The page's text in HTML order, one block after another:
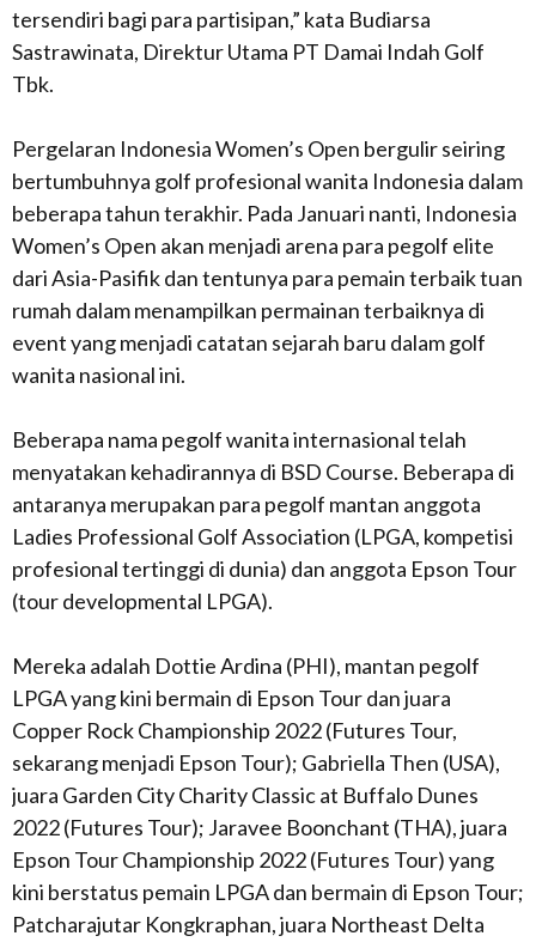
tersendiri bagi para partisipan,” kata Budiarsa
Sastrawinata, Direktur Utama PT Damai Indah Golf
Tbk.
Pergelaran Indonesia Women’s Open bergulir seiring
bertumbuhnya golf profesional wanita Indonesia dalam
beberapa tahun terakhir. Pada Januari nanti, Indonesia
Women’s Open akan menjadi arena para pegolf elite
dari Asia-Pasifik dan tentunya para pemain terbaik tuan
rumah dalam menampilkan permainan terbaiknya di
event yang menjadi catatan sejarah baru dalam golf
wanita nasional ini.
Beberapa nama pegolf wanita internasional telah
menyatakan kehadirannya di BSD Course. Beberapa di
antaranya merupakan para pegolf mantan anggota
Ladies Professional Golf Association (LPGA, kompetisi
profesional tertinggi di dunia) dan anggota Epson Tour
(tour developmental LPGA).
Mereka adalah Dottie Ardina (PHI), mantan pegolf
LPGA yang kini bermain di Epson Tour dan juara
Copper Rock Championship 2022 (Futures Tour,
sekarang menjadi Epson Tour); Gabriella Then (USA),
juara Garden City Charity Classic at Buffalo Dunes
2022 (Futures Tour); Jaravee Boonchant (THA), juara
Epson Tour Championship 2022 (Futures Tour) yang
kini berstatus pemain LPGA dan bermain di Epson Tour;
Patcharajutar Kongkraphan, juara Northeast Delta